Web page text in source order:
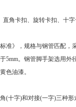
卡扣、旋转卡扣、十字
》，规格与钢管匹配，
。钢管脚手架选用外
色油漆。
字)和对接(一字)三种形